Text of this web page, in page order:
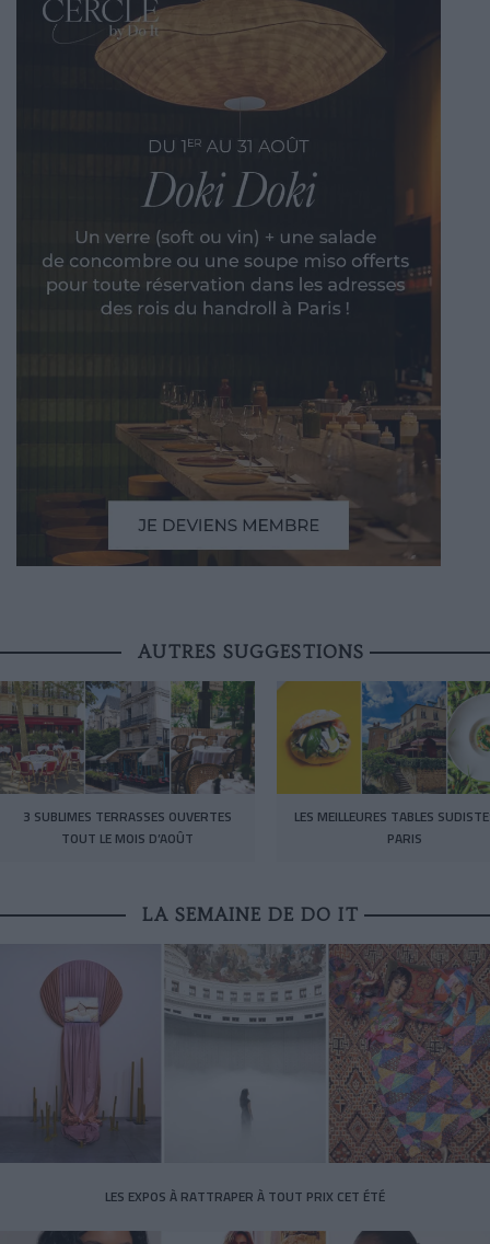
AUTRES SUGGESTIONS
3 SUBLIMES TERRASSES OUVERTES
TOUT LE MOIS D’AOÛT
LES MEILLEURES TABLES
PARIS
LA SEMAINE DE DO IT
LES EXPOS À RATTRAPER À TOUT PRIX CET ÉTÉ